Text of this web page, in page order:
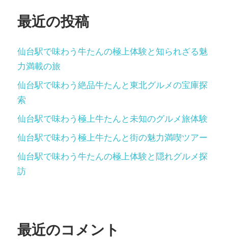
ジ
送
り
最近の投稿
仙台駅で味わう牛たんの極上体験と知られざる魅
力満載の旅
仙台駅で味わう絶品牛たんと東北グルメの宝庫探
索
仙台駅で味わう極上牛たんと未知のグルメ旅体験
仙台駅で味わう極上牛たんと街の魅力満喫ツアー
仙台駅で味わう牛たんの極上体験と隠れグルメ探
訪
最近のコメント